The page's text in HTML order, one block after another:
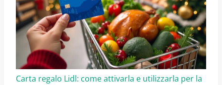
Carta regalo Lidl: come attivarla e utilizzarla per la